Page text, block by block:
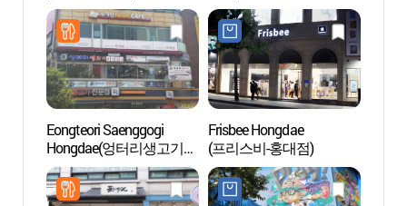
Eongteori Saenggogi
Hongdae(엉터리생고기
홍대)
Frisbee Hongdae
(프리스비-홍대점)